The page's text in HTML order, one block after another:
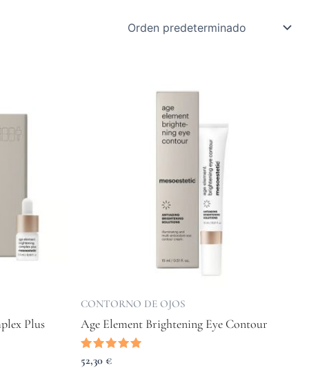
Plus
CONTORNO DE OJOS
Age Element Brightening Eye Contour
Valorado
con
52,30 €